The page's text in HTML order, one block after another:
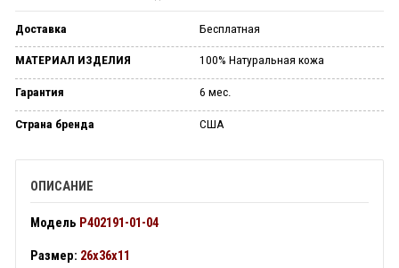
Доставка Бесплатная
МАТЕРИАЛ ИЗДЕЛИЯ 100% Натуральная кожа
Гарантия 6 мес.
Страна бренда США
ОПИСАНИЕ
Модель P402191-01-04
Размер: 26x36x11